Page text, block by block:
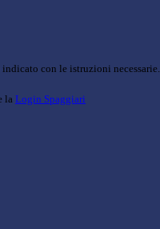
con le istruzioni necessarie.
la Login Spaggiari